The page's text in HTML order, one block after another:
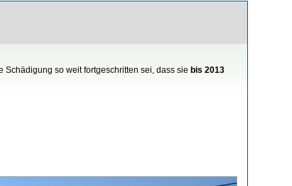
Schädigung so weit fortgeschritten sei, dass sie bis 2013